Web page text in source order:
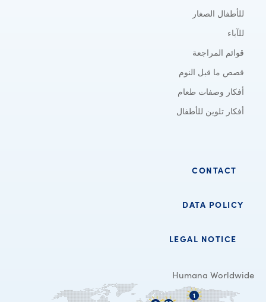
للأطفال الصغار
للآباء
قوائم المراجعة
قصص ما قبل النوم
أفكار وصفات طعام
أفكار تلوين للأطفال
CONTACT
DATA POLICY
LEGAL NOTICE
Humana Worldwide